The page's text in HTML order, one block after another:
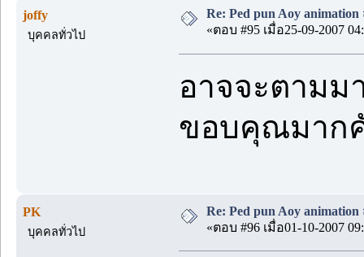
joffy
บุคคลทั่วไป
Re: Ped pun Aoy
«ตอบ #95 เมื่อ25-09-2007
อาจจะตามม
ขอบคุณมาก
PK
บุคคลทั่วไป
Re: Ped pun Aoy
«ตอบ #96 เมื่อ01-10-2007